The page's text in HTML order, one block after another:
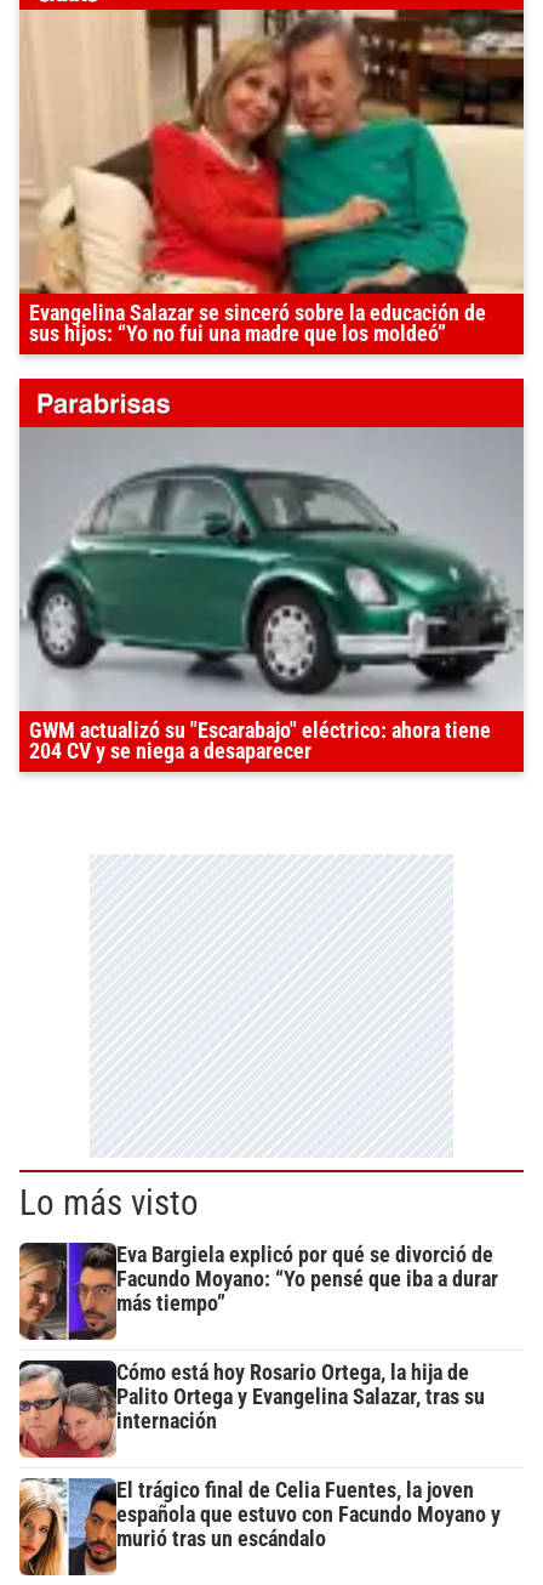
Evangelina Salazar se sinceró sobre la educación de
sus hijos: “Yo no fui una madre que los moldeó”
GWM actualizó su "Escarabajo" eléctrico: ahora tiene
204 CV y se niega a desaparecer
Lo más visto
Eva Bargiela explicó por qué se divorció de
Facundo Moyano: “Yo pensé que iba a durar
más tiempo”
Cómo está hoy Rosario Ortega, la hija de
Palito Ortega y Evangelina Salazar, tras su
internación
El trágico final de Celia Fuentes, la joven
española que estuvo con Facundo Moyano y
murió tras un escándalo